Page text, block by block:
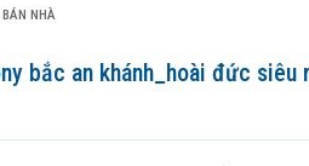
NHÀ
bắc an khánh_hoài đức siêu